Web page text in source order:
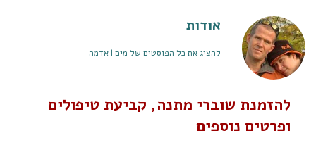
אודות
להציג את כל הפוסטים של מים | אדמה
להזמנת שוברי מתנה, קביעת טיפולים
ופרטים נוספים